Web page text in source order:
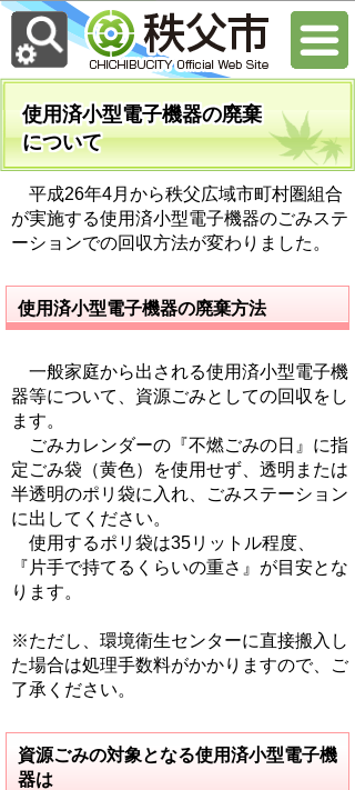
使用済小型電子機器の廃棄
について
平成26年4月から秩父広域市町村圏組合
が実施する使用済小型電子機器のごみステ
ーションでの回収方法が変わりました。
使用済小型電子機器の廃棄方法
一般家庭から出される使用済小型電子機
器等について、資源ごみとしての回収をし
ます。
ごみカレンダーの『不燃ごみの日』に指
定ごみ袋（黄色）を使用せず、透明または
半透明のポリ袋に入れ、ごみステーション
に出してください。
使用するポリ袋は35リットル程度、
『片手で持てるくらいの重さ』が目安とな
ります。
※ただし、環境衛生センターに直接搬入し
た場合は処理手数料がかかりますので、ご
了承ください。
資源ごみの対象となる使用済小型電子機
器は